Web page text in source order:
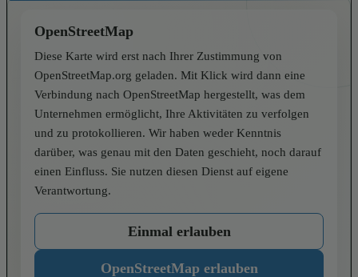
OpenStreetMap
Diese Karte wird erst nach Ihrer Zustimmung von
OpenStreetMap.org geladen. Mit Klick wird dann eine
Verbindung nach OpenStreetMap hergestellt, was dem
Unternehmen ermöglicht, Ihre Aktivitäten zu verfolgen
und zu protokollieren. Wir haben weder Kenntnis
darüber, was genau mit den Daten geschieht, noch darauf
einen Einfluss. Sie nutzen diesen Dienst auf eigene
Verantwortung.
Einmal erlauben
OpenStreetMap erlauben